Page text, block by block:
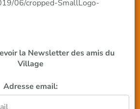
06/cropped-SmallLogo-
la Newsletter des amis du
Village
Adresse email: